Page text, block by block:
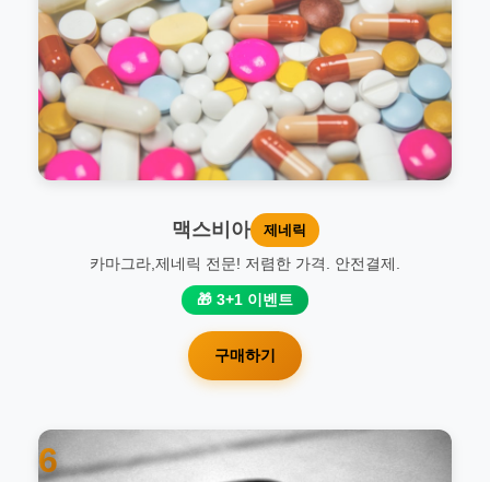
맥스비아 제네릭
카마그라,제네릭 전문! 저렴한 가격. 안전결제.
🎁 3+1 이벤트
구매하기
6